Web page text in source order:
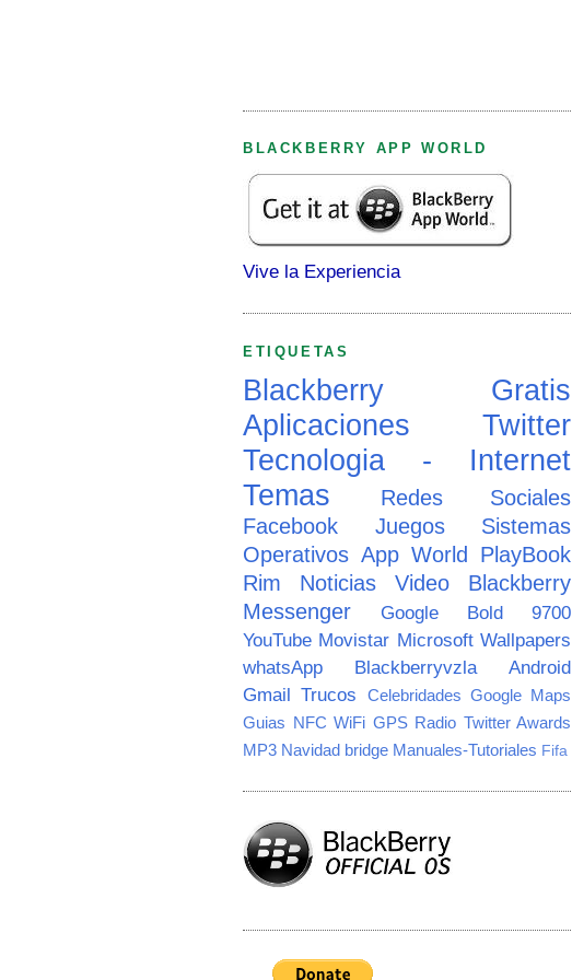
BLACKBERRY APP WORLD
Vive la Experiencia
ETIQUETAS
Blackberry
Gratis
Aplicaciones
Twitter
Tecnologia - Internet
Temas
Redes Sociales
Facebook
Juegos
Sistemas
Operativos App World PlayBook
Rim
Noticias Video
Blackberry
Messenger
Google
Bold 9700
YouTube Movistar Microsoft Wallpapers
whatsApp
Blackberryvzla
Android
Gmail Trucos Celebridades Google Maps
Guias NFC WiFi GPS Radio Twitter Awards
MP3 Navidad bridge Manuales-Tutoriales Fifa